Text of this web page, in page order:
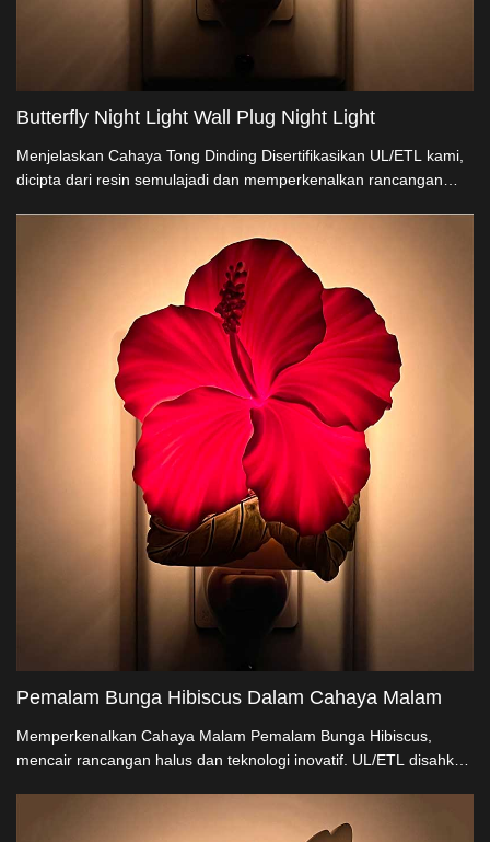
Butterfly Night Light Wall Plug Night Light
Menjelaskan Cahaya Tong Dinding Disertifikasikan UL/ETL kami,
dicipta dari resin semulajadi dan memperkenalkan rancangan
mana pintu keluar sementara menjaga elegansi. Ideal untuk
penjual besar penghiasan, pilihan penghasilan langsung dan
penyesuaian kita memastikan pengalaman pencerahan yang
sempurna dan mengagumkan.
Pemalam Bunga Hibiscus Dalam Cahaya Malam
Memperkenalkan Cahaya Malam Pemalam Bunga Hibiscus,
mencair rancangan halus dan teknologi inovatif. UL/ETL disahkan
lembut, seni, meningkatkan dekor sehari-hari. Ideal untuk dekor